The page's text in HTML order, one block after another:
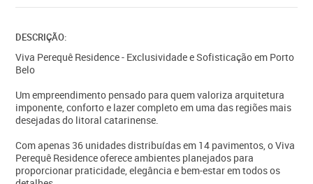
DESCRIÇÃO:
Viva Perequê Residence - Exclusividade e Sofisticação em Porto
Belo
Um empreendimento pensado para quem valoriza arquitetura
imponente, conforto e lazer completo em uma das regiões mais
desejadas do litoral catarinense.
Com apenas 36 unidades distribuídas em 14 pavimentos, o Viva
Perequê Residence oferece ambientes planejados para
proporcionar praticidade, elegância e bem-estar em todos os